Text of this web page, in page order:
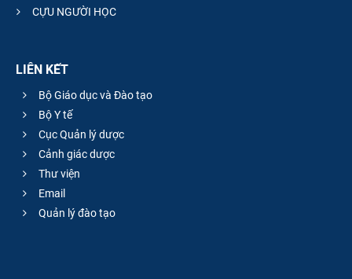
CỰU NGƯỜI HỌC
LIÊN KẾT
Bộ Giáo dục và Đào tạo
Bộ Y tế
Cục Quản lý dược
Cảnh giác dược
Thư viện
Email
Quản lý đào tạo